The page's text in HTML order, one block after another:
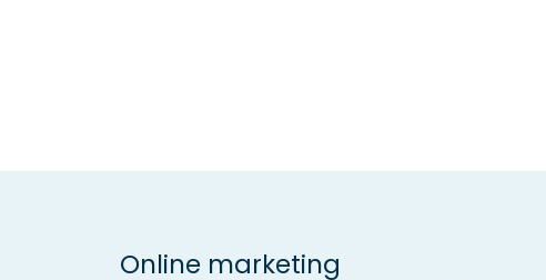
Online marketing